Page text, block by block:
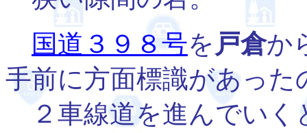
国道３９８号を 戸倉か
手前に方面標識があっ
２車線道を進んでいく